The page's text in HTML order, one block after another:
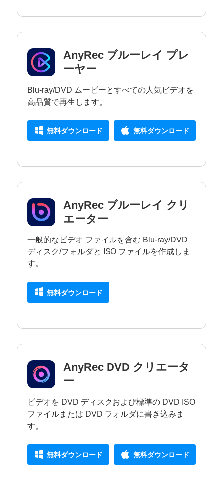
AnyRec ブルーレイ プレ
ーヤー
Blu-ray/DVD ムービーとすべての人気ビデオを
高品質で再生します。
無料ダウンロード 無料ダウンロード
AnyRec ブルーレイ クリ
エーター
一般的なビデオ ファイルを含む Blu-ray/DVD
ディスク/フォルダと ISO ファイルを作成しま
す。
無料ダウンロード
AnyRec DVD クリエータ
ー
ビデオを DVD ディスクおよび標準の DVD ISO
ファイルまたは DVD フォルダに書き込みま
す。
無料ダウンロード 無料ダウンロード